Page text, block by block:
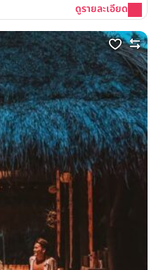
ดูรายละเอียด